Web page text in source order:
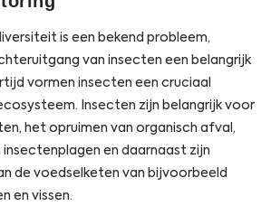
is een bekend probleem,
van insecten een belangrijk
vormen insecten een cruciaal
Insecten zijn belangrijk voor
het opruimen van organisch afval,
en daarnaast zijn
de voedselketen van bijvoorbeeld
en vissen.